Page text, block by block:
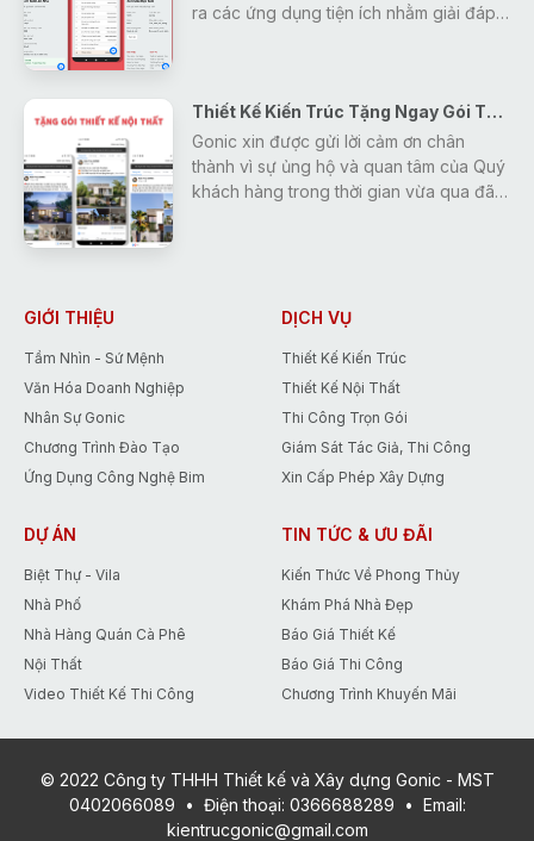
ra các ứng dụng tiện ích nhằm giải đáp
khách hàng.
Thiết Kế Kiến Trúc Tặng Ngay Gói Thiết Kế Nội Thất
Gonic xin được gửi lời cảm ơn chân
thành vì sự ủng hộ và quan tâm của Quý
khách hàng trong thời gian vừa qua đã
nhất trong tháng 5 giúp các Bạn tiết
GIỚI THIỆU
Tầm Nhìn - Sứ Mệnh
Văn Hóa Doanh Nghiệp
Nhân Sự Gonic
Chương Trình Đào Tạo
Ứng Dụng Công Nghệ Bim
DỊCH VỤ
Thiết Kế Kiến Trúc
Thiết Kế Nội Thất
Thi Công Trọn Gói
Giám Sát Tác Giả, Thi Công
Xin Cấp Phép Xây Dựng
DỰ ÁN
Biệt Thự - Vila
Nhà Phố
Nhà Hàng Quán Cà Phê
Nội Thất
Video Thiết Kế Thi Công
TIN TỨC & ƯU ĐÃI
Kiến Thức Về Phong Thủy
Khám Phá Nhà Đẹp
Báo Giá Thiết Kế
Báo Giá Thi Công
Chương Trình Khuyến Mãi
© 2022 Công ty THHH Thiết kế và Xây dựng Gonic - MST
0402066089
• Điện thoại: 0366688289 • Email:
kientrucgonic@gmail.com